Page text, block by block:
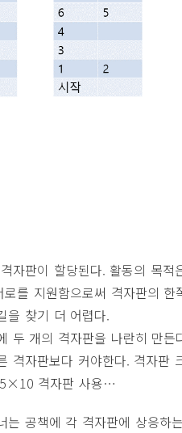
자판이 할당된다. 활동의 목적
를 지원함으로써 격자판의
을 찾기 더 어렵다.
두 개의 격자판을 나란히 만
격자판보다 커야한다. 격자
격자판 사용…
는 공책에 각 격자판에 상응하